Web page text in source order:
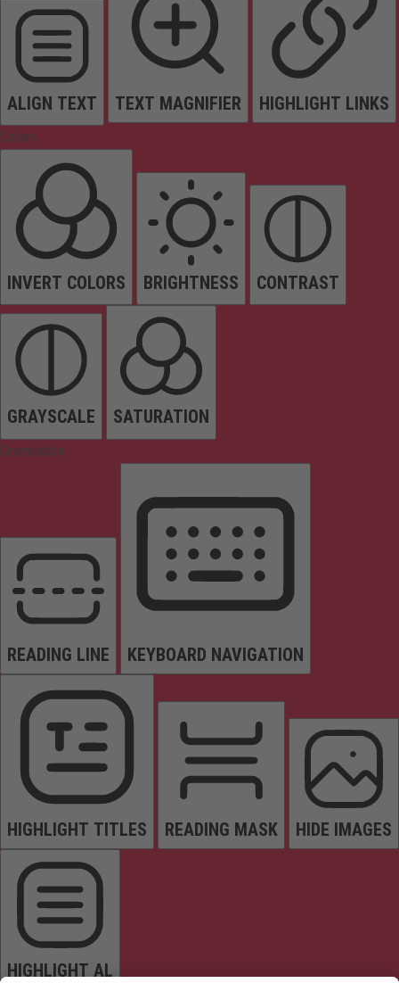
ALIGN TEXT TEXT MAGNIFIER HIGHLIGHT LINKS
Colors
INVERT COLORS BRIGHTNESS CONTRAST
GRAYSCALE SATURATION
Orientation
READING LINE KEYBOARD NAVIGATION
HIGHLIGHT TITLES READING MASK HIDE IMAGES
HIGHLIGHT AL